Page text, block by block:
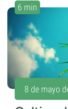
6 min
8 de mayo